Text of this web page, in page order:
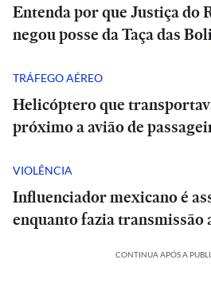
Entenda por que Justiça do
negou posse da Taça das
TRÁFEGO AÉREO
Helicóptero que
próximo a avião de
VIOLÊNCIA
Influenciador mexicano é
enquanto fazia transmissão
CONTINUA APÓS A